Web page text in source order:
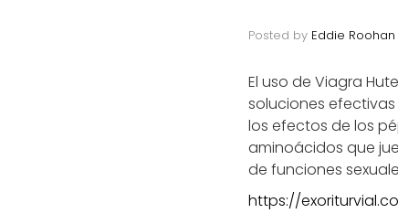
Posted by Eddie Roohan
El uso de Viagra
soluciones
los efectos de los
aminoácidos que
de funciones
https://